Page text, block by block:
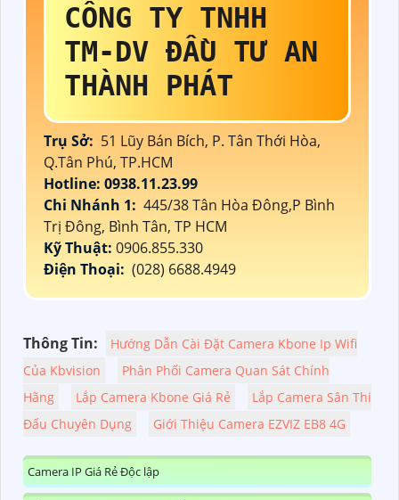
CÔNG TY TNHH
TM-DV ĐẦU TƯ AN
THÀNH PHÁT
Trụ Sở: 51 Lũy Bán Bích, P. Tân Thới Hòa,
Q.Tân Phú, TP.HCM
Hotline: 0938.11.23.99
Chi Nhánh 1: 445/38 Tân Hòa Đông,P Bình
Trị Đông, Bình Tân, TP HCM
Kỹ Thuật: 0906.855.330
Điện Thoại: (028) 6688.4949
Thông Tin:
Hướng Dẫn Cài Đặt Camera Kbone Ip Wifi
Của Kbvision
Phân Phối Camera Quan Sát Chính
Hãng
Lắp Camera Kbone Giá Rẻ
Lắp Camera Sân Thi
Đấu Chuyên Dụng
Giới Thiệu Camera EZVIZ EB8 4G
Camera IP Giá Rẻ Độc lập